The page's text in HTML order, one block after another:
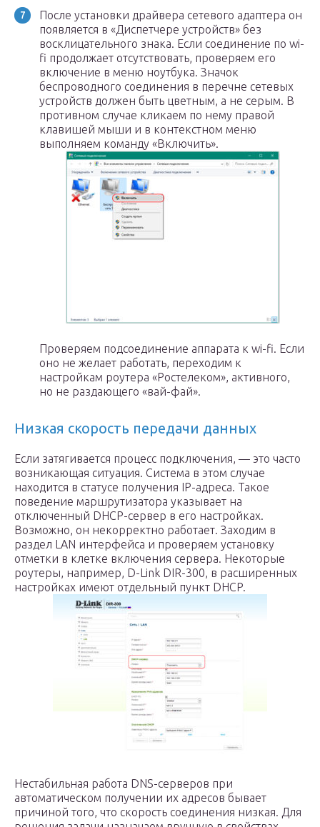
После установки драйвера сетевого адаптера он
появляется в «Диспетчере устройств» без
восклицательного знака. Если соединение по wi-
fi продолжает отсутствовать, проверяем его
включение в меню ноутбука. Значок
беспроводного соединения в перечне сетевых
устройств должен быть цветным, а не серым. В
противном случае кликаем по нему правой
клавишей мыши и в контекстном меню
выполняем команду «Включить».
Проверяем подсоединение аппарата к wi-fi. Если
оно не желает работать, переходим к
настройкам роутера «Ростелеком», активного,
но не раздающего «вай-фай».
Низкая скорость передачи данных
Если затягивается процесс подключения, — это часто
возникающая ситуация. Система в этом случае
находится в статусе получения IP-адреса. Такое
поведение маршрутизатора указывает на
отключенный DHCP-сервер в его настройках.
Возможно, он некорректно работает. Заходим в
раздел LAN интерфейса и проверяем установку
отметки в клетке включения сервера. Некоторые
роутеры, например, D-Link DIR-300, в расширенных
настройках имеют отдельный пункт DHCP.
Нестабильная работа DNS-серверов при
автоматическом получении их адресов бывает
причиной того, что скорость соединения низкая. Для